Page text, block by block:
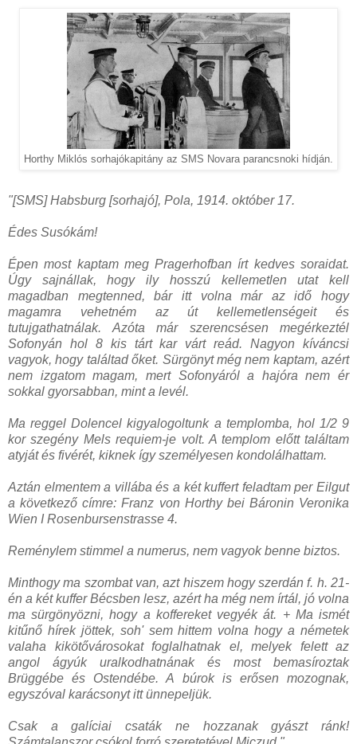
Horthy Miklós sorhajókapitány az SMS Novara parancsnoki hídján.
"[SMS] Habsburg [sorhajó], Pola, 1914. október 17.
Édes Susókám!
Épen most kaptam meg Pragerhofban írt kedves soraidat.
Úgy sajnállak, hogy ily hosszú kellemetlen utat kell
magadban megtenned, bár itt volna már az idő hogy
magamra vehetném az út kellemetlenségeit és
tutujgathatnálak. Azóta már szerencsésen megérkeztél
Sofonyán hol 8 kis tárt kar várt reád. Nagyon kíváncsi
vagyok, hogy találtad őket. Sürgönyt még nem kaptam, azért
nem izgatom magam, mert Sofonyáról a hajóra nem ér
sokkal gyorsabban, mint a levél.
Ma reggel Dolencel kigyalogoltunk a templomba, hol 1/2 9
kor szegény Mels requiem-je volt. A templom előtt találtam
atyját és fivérét, kiknek így személyesen kondolálhattam.
Aztán elmentem a villába és a két kuffert feladtam per Eilgut
a következő címre: Franz von Horthy bei Báronin Veronika
Wien I Rosenbursenstrasse 4.
Reménylem stimmel a numerus, nem vagyok benne biztos.
Minthogy ma szombat van, azt hiszem hogy szerdán f. h. 21-
én a két kuffer Bécsben lesz, azért ha még nem írtál, jó volna
ma sürgönyözni, hogy a koffereket vegyék át. + Ma ismét
kitűnő hírek jöttek, soh' sem hittem volna hogy a németek
valaha kikötővárosokat foglalhatnak el, melyek felett az
angol ágyúk uralkodhatnának és most bemasíroztak
Brüggébe és Ostendébe. A búrok is erősen mozognak,
egyszóval karácsonyt itt ünnepeljük.
Csak a galíciai csaták ne hozzanak gyászt ránk!